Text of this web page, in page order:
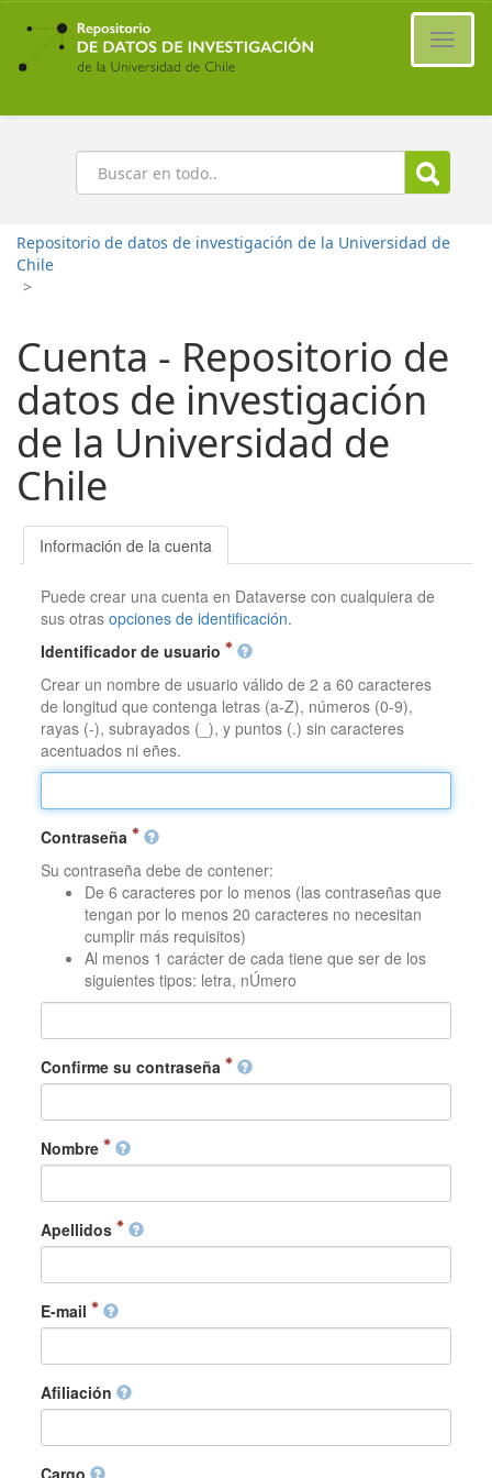
Ir
contenido
principal
Buscar
Repositorio de datos de investigación de la Universidad de
Chile
>
Cuenta - Repositorio de
datos de investigación
de la Universidad de
Chile
Información de la cuenta
Puede crear una cuenta en Dataverse con cualquiera de
sus otrasopciones de identificación.
Identificador de usuario
Crear un nombre de usuario válido de 2 a 60 caracteres
de longitud que contenga letras (a-Z), números (0-9),
rayas (-), subrayados (_), y puntos (.) sin caracteres
acentuados ni eñes.
Contraseña
Su contraseña debe de contener:
De 6 caracteres por lo menos (las contraseñas que
tengan por lo menos 20 caracteres no necesitan
cumplir más requisitos)
Al menos 1 carácter de cada tiene que ser de los
siguientes tipos: letra, nÚmero
Confirme su contraseña
Nombre
Apellidos
E-mail
Afiliación
Cargo